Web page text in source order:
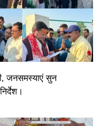
जनसमस्याएं सुन